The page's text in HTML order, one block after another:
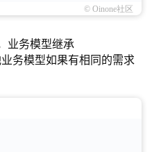
= "DATETIME NOT
= "更新时间", priority =
© Oinone社区
业务模型继承
务模型如果有相同的需求